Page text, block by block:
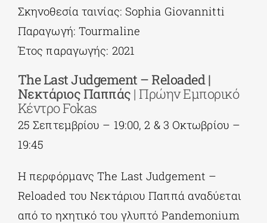
Σκηνοθεσία ταινίας: Sophia Giovannitti
Παραγωγή: Tourmaline
Έτος παραγωγής: 2021
TheLastJudgement – Reloaded |
Νεκτάριος Παππάς | Πρώην Εμπορικό
Κέντρο Fokas
25 Σεπτεμβρίου – 19:00, 2 & 3 Οκτωβρίου –
19:45
Η περφόρμανς The Last Judgement –
Reloaded του Νεκτάριου Παππά αναδύεται
από το ηχητικό του γλυπτό Pandemonium